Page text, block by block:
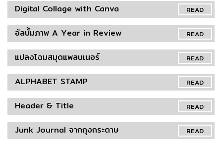
READ
Digital Collage with Canva
READ
อัลบั้มภาพ A Year in Review
READ
แปลงโฉมสมุดแพลนเนอร์
READ
ALPHABET STAMP
READ
Header & Title
READ
Junk Journal จากถุงกระดาษ